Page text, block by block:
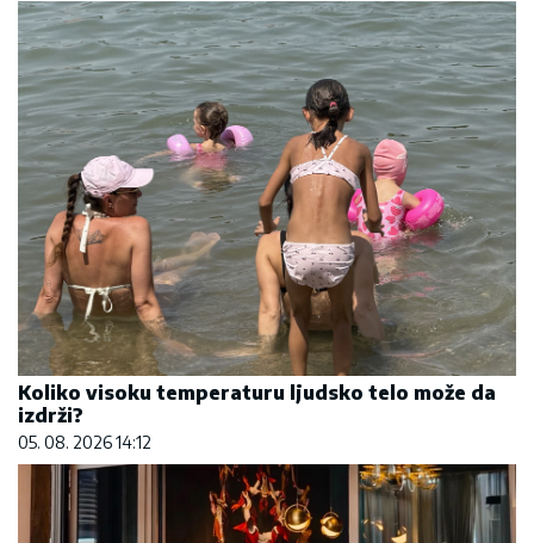
Koliko visoku temperaturu ljudsko telo može da
izdrži?
05. 08. 2026 14:12